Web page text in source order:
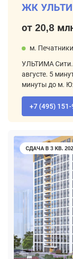
ЖК
от 20,8
м. Печатники
УЛЬТИМА Сити.
августе. 5
минуты до м.
СДАЧА В 3 КВ.